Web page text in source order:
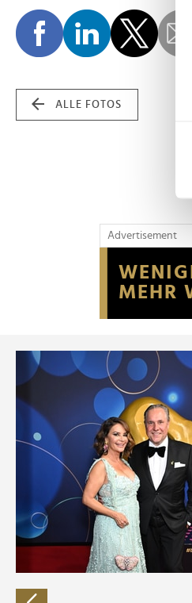
ALLE FOTOS
Advertisement